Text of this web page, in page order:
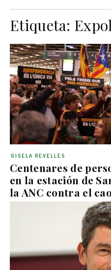
Etiqueta:
Centenares de
en la estación de
la ANC contra el
GISELA REVELLES